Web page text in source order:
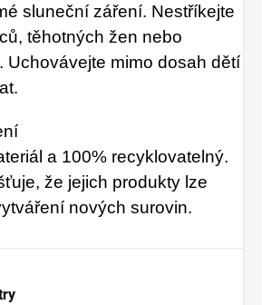
sluneční záření. Nestříkejte
těhotných žen nebo
Uchovávejte mimo dosah dětí
a 100% recyklovatelný.
že jejich produkty lze
nových surovin.